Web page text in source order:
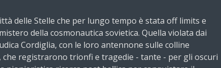
delle Stelle che per lungo tempo è stata off limits e
della cosmonautica sovietica. Quella violata dai
Cordiglia, con le loro antennone sulle colline
che registrarono trionfi e tragedie - tante - per gli oscuri